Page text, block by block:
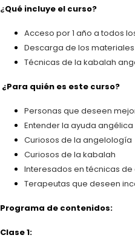
¿Qué incluye el curso?
Acceso por 1 año a todos
Descarga de los materiales
Técnicas de la kabalah
¿Para quién es este curso?
Personas que deseen
Entender la ayuda
Curiosos de la angelología
Curiosos de la kabalah
Interesados en técnicas
Terapeutas que deseen
Programa de contenidos:
Clase 1: